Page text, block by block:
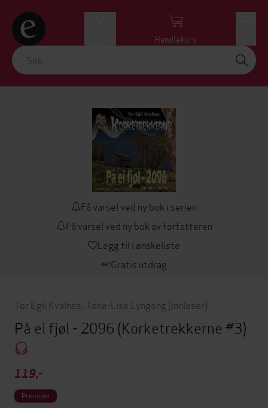
Handlekurv
Få varsel ved ny bok i serien
Få varsel ved ny bok av forfatteren
Legg til i ønskeliste
Gratis utdrag
Tor Egil Kvalnes Tone-Lise Lyngeng (innleser)
På ei fjøl - 2096 (Korketrekkerne #3)
119,-
Premium